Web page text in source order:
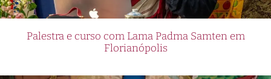
Palestra e curso com Lama Padma Samten em
Florianópolis